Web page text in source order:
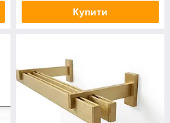
Купити